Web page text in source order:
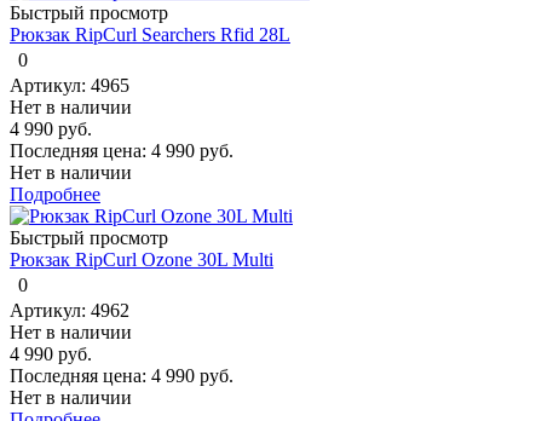
Быстрый просмотр
Рюкзак RipCurl Searchers Rfid 28L
0
Артикул: 4965
Нет в наличии
4 990 руб.
Последняя цена: 4 990 руб.
Нет в наличии
Подробнее
Быстрый просмотр
Рюкзак RipCurl Ozone 30L Multi
0
Артикул: 4962
Нет в наличии
4 990 руб.
Последняя цена: 4 990 руб.
Нет в наличии